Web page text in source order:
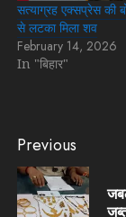
सत्याग्रह एक्सप्रेस की
से लटका मिला शव
February 14, 2026
In "बिहार"
Continue
Reading
Previous